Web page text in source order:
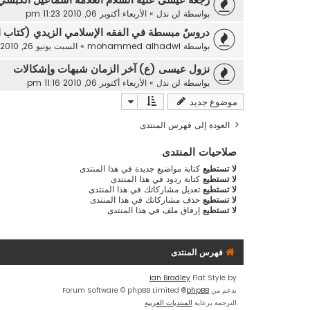
بواسطة لن نذل » الأربعاء أكتوبر 06, 2010 11:23 pm
دروسٌ مبسطة في الفقه الإسلامي الزيدي (كتاب
بواسطة mohammed alhadwi
» السبت يونيو 26, 2010 10:10 pm
نزول عيسى (ع) آخر الزمان شبهات وإشكالات
بواسطة لن نذل » الأربعاء أكتوبر 06, 2010 11:16 pm
موضوع جديد
العودة إلى فهرس المنتدى
صلاحيات المنتدى
لا تستطيع كتابة مواضيع جديدة في هذا المنتدى
لا تستطيع كتابة ردود في هذا المنتدى
لا تستطيع تعديل مشاركاتك في هذا المنتدى
لا تستطيع حذف مشاركاتك في هذا المنتدى
لا تستطيع إرفاق ملف في هذا المنتدى
فهرس المنتدى
Flat Style by
Ian Bradley
بدعم من phpBB
® Forum Software © phpBB Limited
الترجمة برعاية المنتديات العربية